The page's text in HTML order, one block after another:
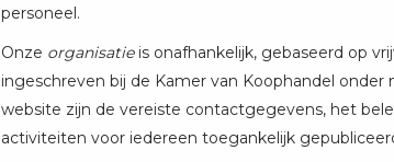
personeel.
Onze organisatieis onafhankelijk, gebaseerd op
ingeschreven bij de Kamer van Koophandel
website zijn de vereiste contactgegevens, het
activiteiten voor iedereen toegankelijk